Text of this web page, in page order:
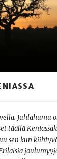
Juhlahumu
täällä
sen kun